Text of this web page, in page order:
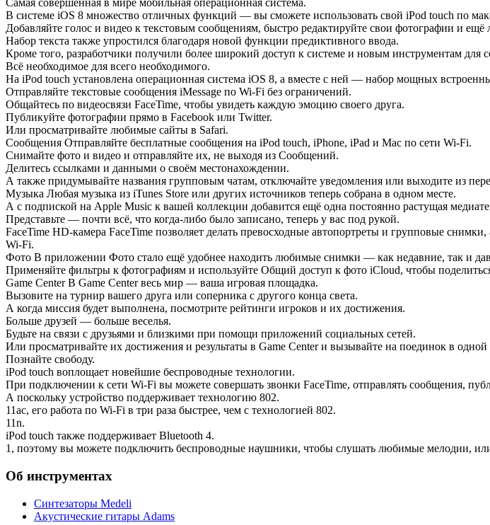
Самая совершенная в мире мобильная операционная система.
В системе iOS 8 множество отличных функций — вы сможете использовать свой iPod touch по
Добавляйте голос и видео к текстовым сообщениям, быстро редактируйте свои фотографии и ещё
Набор текста также упростился благодаря новой функции предиктивного ввода.
Кроме того, разработчики получили более широкий доступ к системе и новым инструментам для
Всё необходимое для всего необходимого.
На iPod touch установлена операционная система iOS 8, а вместе с ней — набор мощных
Отправляйте текстовые сообщения iMessage по Wi‑Fi без ограничений.
Общайтесь по видеосвязи FaceTime, чтобы увидеть каждую эмоцию своего друга.
Публикуйте фотографии прямо в Facebook или Twitter.
Или просматривайте любимые сайты в Safari.
Сообщения Отправляйте бесплатные сообщения на iPod touch, iPhone, iPad и Mac по сети Wi‑Fi.
Снимайте фото и видео и отправляйте их, не выходя из Сообщений.
Делитесь ссылками и данными о своём местонахождении.
А также придумывайте названия групповым чатам, отключайте уведомления или выходите из
Музыка Любая музыка из iTunes Store или других источников теперь собрана в одном месте.
А с подпиской на Apple Music к вашей коллекции добавится ещё одна постоянно растущая
Представьте — почти всё, что когда-либо было записано, теперь у вас под рукой.
FaceTime HD-камера FaceTime позволяет делать превосходные автопортреты и групповые
Wi‑Fi.
Фото В приложении Фото стало ещё удобнее находить любимые снимки — как недавние, так и
Применяйте фильтры к фотографиям и используйте Общий доступ к фото iCloud, чтобы
Game Center В Game Center весь мир — ваша игровая площадка.
Вызовите на турнир вашего друга или соперника с другого конца света.
А когда миссия будет выполнена, посмотрите рейтинги игроков и их достижения.
Больше друзей — больше веселья.
Будьте на связи с друзьями и близкими при помощи приложений социальных сетей.
Или просматривайте их достижения и результаты в Game Center и вызывайте на поединок в
Познайте свободу.
iPod touch воплощает новейшие беспроводные технологии.
При подключении к сети Wi‑Fi вы можете совершать звонки FaceTime, отправлять сообщения,
А поскольку устройство поддерживает технологию 802.
11ac, его работа по Wi‑Fi в три раза быстрее, чем с технологией 802.
11n.
iPod touch также поддерживает Bluetooth 4.
1, поэтому вы можете подключить беспроводные наушники, чтобы слушать любимые мелодии,
Об инструментах
Синтезаторы Мedeli
Акустические гитары Adams